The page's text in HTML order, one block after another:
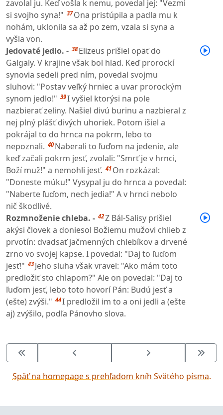
zavolal ju. Keď vošla k nemu, povedal jej: "Vezmi
si svojho syna!" 37 Ona pristúpila a padla mu k
nohám, uklonila sa až po zem, vzala si syna a
vyšla von.
Jedovaté jedlo. - 38 Elizeus prišiel opäť do
Galgaly. V krajine však bol hlad. Keď prorockí
synovia sedeli pred ním, povedal svojmu
sluhovi: "Postav veľký hrniec a uvar prorockým
synom jedlo!" 39I vyšiel ktorýsi na pole
nazbierať zeliny. Našiel divú burinu a nazbieral z
nej plný plášť divých uhoriek. Potom išiel a
pokrájal to do hrnca na pokrm, lebo to
nepoznali. 40 Naberali to ľuďom na jedenie, ale
keď začali pokrm jesť, zvolali: "Smrť je v hrnci,
Boží muž!" a nemohli jesť. 41 On rozkázal:
"Doneste múku!" Vysypal ju do hrnca a povedal:
"Naberte ľuďom, nech jedia!" A v hrnci nebolo
nič škodlivé.
Rozmnoženie chleba. - 42Z Bál-Salisy prišiel
akýsi človek a doniesol Božiemu mužovi chlieb z
prvotín: dvadsať jačmenných chlebíkov a drvené
zrno vo svojej kapse. I povedal: "Daj to ľuďom
jesť!" 43 Jeho sluha však vravel: "Ako mám toto
predložiť sto chlapom?" Ale on povedal: "Daj to
ľuďom jesť, lebo toto hovorí Pán: Budú jesť a
(ešte) zvýši." 44I predložil im to a oni jedli a (ešte
aj) zvýšilo, podľa Pánovho slova.
Späť na homepage s prehľadom kníh Svätého písma.